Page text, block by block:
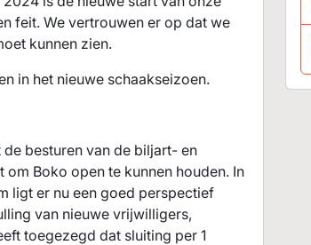
feit. We vertrouwen er op dat we
kunnen zien.
in het nieuwe schaakseizoen.
besturen van de biljart- en
Boko open te kunnen houden. In
ligt er nu een goed perspectief
van nieuwe vrijwilligers,
toegezegd dat sluiting per 1